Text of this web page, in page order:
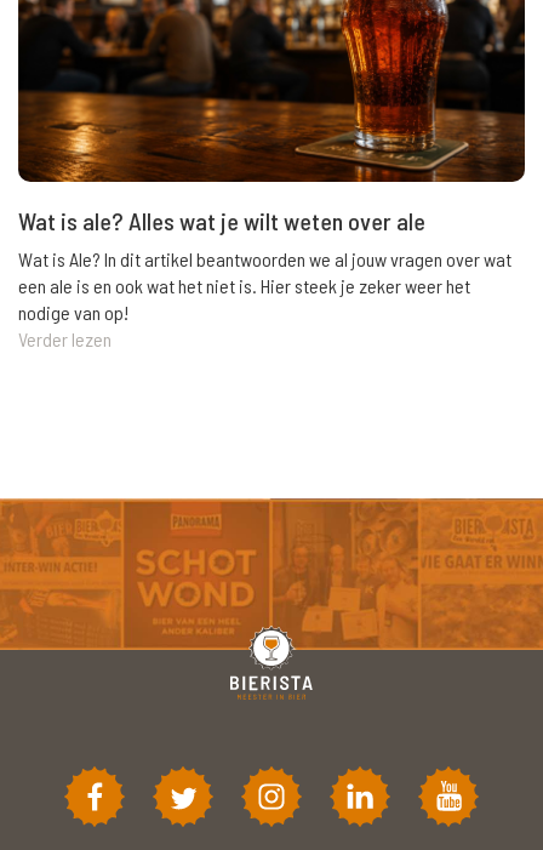
Wat is ale? Alles wat je wilt weten over ale
Wat is Ale? In dit artikel beantwoorden we al jouw vragen over wat
een ale is en ook wat het niet is. Hier steek je zeker weer het
nodige van op!
Verder lezen